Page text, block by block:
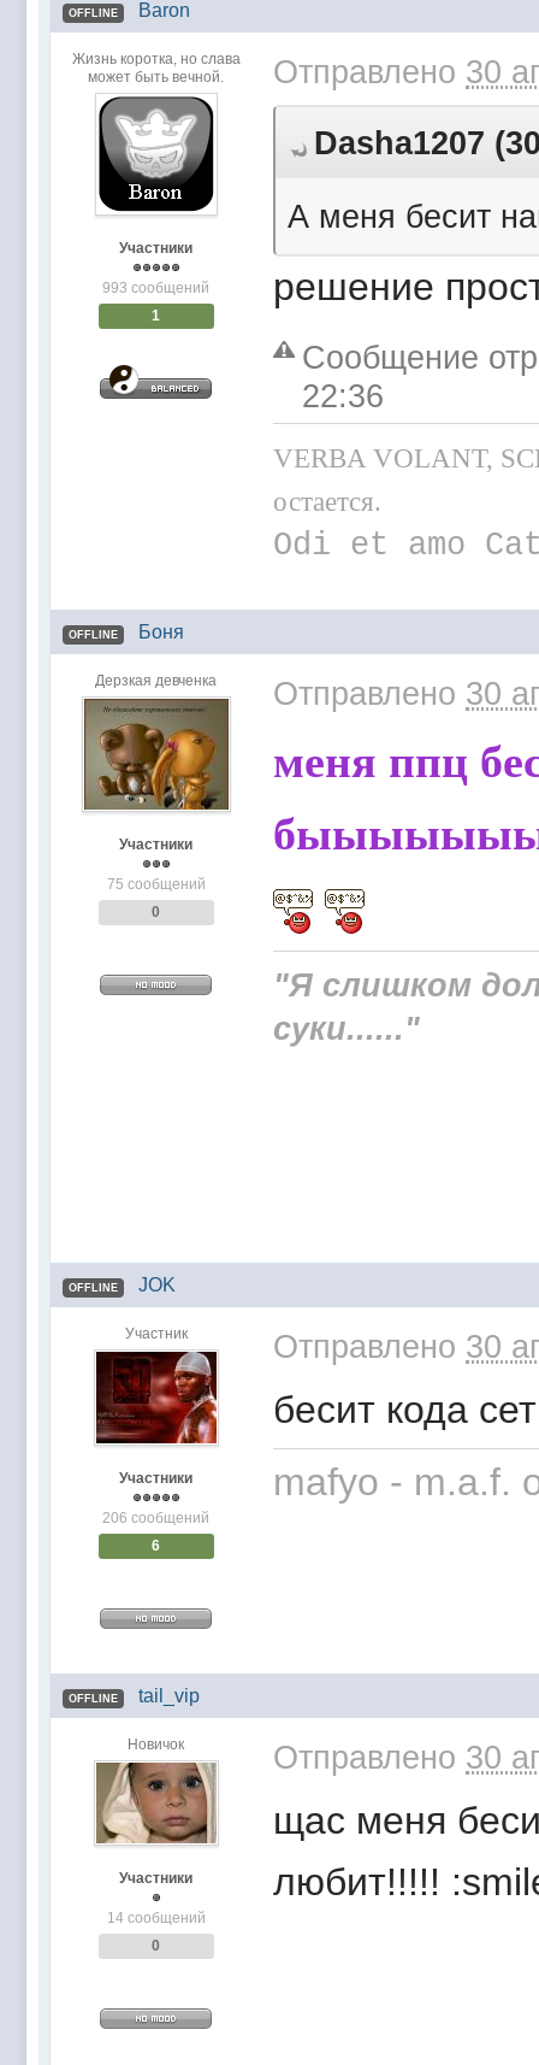
OFFLINE Baron
Жизнь коротка, но слава
может быть вечной.
Участники
993 сообщений
1
Отправлено 30
Dasha1207
А меня бесит
решение
Сообщение
22:36
VERBA VOLANT,
остается.
Odi et amo
OFFLINE Боня
Дерзкая девченка
Участники
75 сообщений
0
Отправлено 30
меня ппц
"Я слишком
суки......"
OFFLINE JOK
Участник
Участники
206 сообщений
6
Отправлено 30
бесит кода
mafyo - m.a.f.
OFFLINE tail_vip
Новичок
Участники
14 сообщений
0
Отправлено 30
щас меня
любит!!!!!